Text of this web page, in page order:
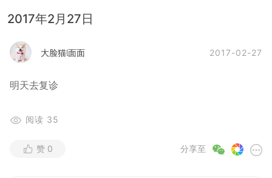
2017年2月27日
大脸猫面面 2017-02-27
明天去复诊
阅读 35
分享至
赞 0